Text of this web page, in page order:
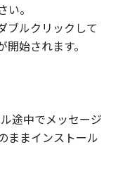
。
ブルクリックして
始されます。
途中でメッセージ
ままインストール